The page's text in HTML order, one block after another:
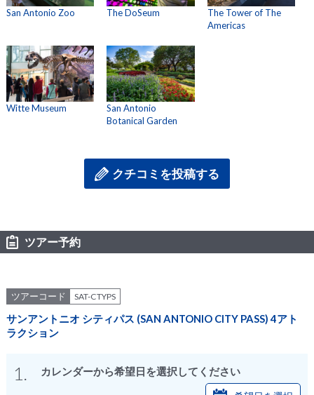
San Antonio Zoo The DoSeum
The Tower of The
Americas
Witte Museum
San Antonio
Botanical Garden
クチコミを投稿する
ツアー予約
ツアーコード SAT-CTYPS
サンアントニオ シティパス (SAN ANTONIO CITY PASS) 4アト
ラクション
1. カレンダーから希望日を選択してください